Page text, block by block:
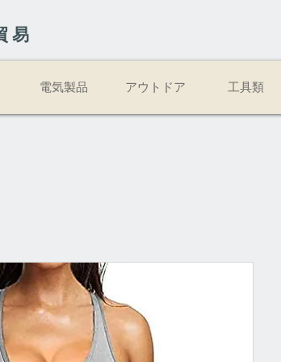
易
電気製品 アウトドア 工具類